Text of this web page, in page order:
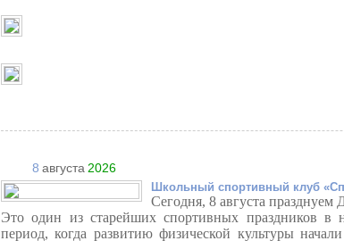
8 августа 2026
Школьный спортивный клуб
Сегодня, 8 августа празднуем
Это один из старейших спортивных праздников в
период, когда развитию физической культуры